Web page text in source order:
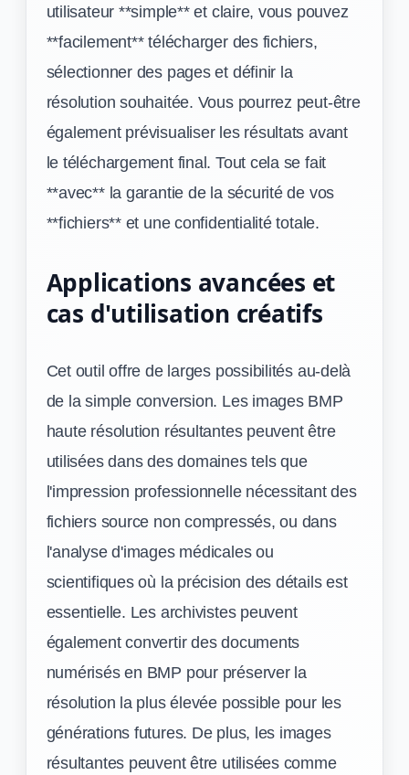
utilisateur **simple** et claire, vous pouvez
**facilement** télécharger des fichiers,
sélectionner des pages et définir la
résolution souhaitée. Vous pourrez peut-être
également prévisualiser les résultats avant
le téléchargement final. Tout cela se fait
**avec** la garantie de la sécurité de vos
**fichiers** et une confidentialité totale.
Applications avancées et
cas d'utilisation créatifs
Cet outil offre de larges possibilités au-delà
de la simple conversion. Les images BMP
haute résolution résultantes peuvent être
utilisées dans des domaines tels que
l'impression professionnelle nécessitant des
fichiers source non compressés, ou dans
l'analyse d'images médicales ou
scientifiques où la précision des détails est
essentielle. Les archivistes peuvent
également convertir des documents
numérisés en BMP pour préserver la
résolution la plus élevée possible pour les
générations futures. De plus, les images
résultantes peuvent être utilisées comme